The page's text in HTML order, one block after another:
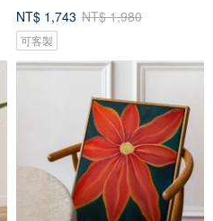
NT$ 1,743 NT$ 1,980
可客製